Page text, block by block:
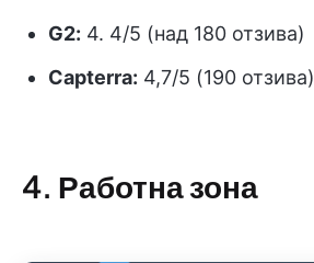
G2: 4. 4/5 (над 180 отзива)
Capterra: 4,7/5 (190 отзива)
4. Работна зона